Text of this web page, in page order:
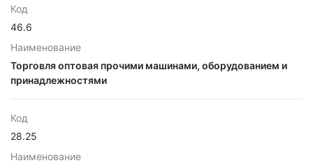
Код
46.6
Наименование
Торговля оптовая прочими машинами, оборудованием и
принадлежностями
Код
28.25
Наименование